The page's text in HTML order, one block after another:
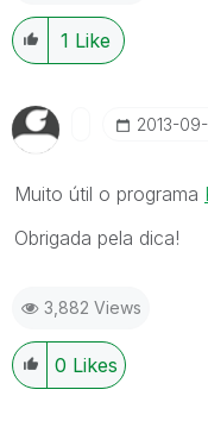
1 Like
‎2013-
Muito útil o programa
Obrigada pela dica!
3,882 Views
0 Likes